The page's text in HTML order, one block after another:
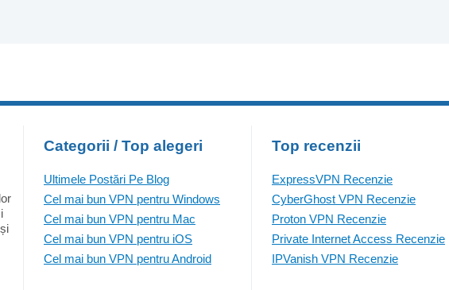
Categorii / Top alegeri
Ultimele Postări Pe Blog
Cel mai bun VPN pentru Windows
Cel mai bun VPN pentru Mac
Cel mai bun VPN pentru iOS
Cel mai bun VPN pentru Android
Top recenzii
ExpressVPN Recenzie
CyberGhost VPN Recenzie
Proton VPN Recenzie
Private Internet Access Recenzie
IPVanish VPN Recenzie